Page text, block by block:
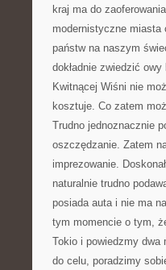
kraj ma do
modernistyczne
państw na naszym
dokładnie zwiedzić
Kwitnącej Wiśni nie
kosztuje. Co zatem
Trudno jednoznacznie
oszczędzanie. Zatem
imprezowanie.
naturalnie trudno
posiada auta i nie ma
tym momencie o tym,
Tokio i powiedzmy
do celu, poradzimy